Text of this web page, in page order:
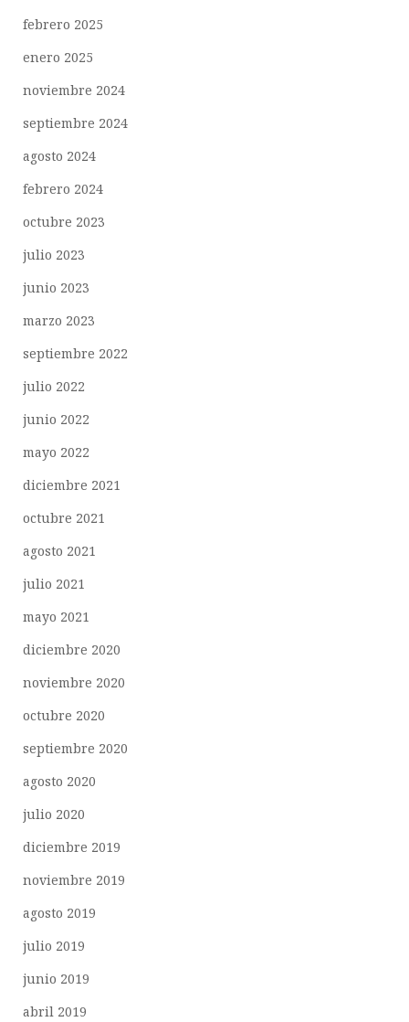
febrero 2025
enero 2025
noviembre 2024
septiembre 2024
agosto 2024
febrero 2024
octubre 2023
julio 2023
junio 2023
marzo 2023
septiembre 2022
julio 2022
junio 2022
mayo 2022
diciembre 2021
octubre 2021
agosto 2021
julio 2021
mayo 2021
diciembre 2020
noviembre 2020
octubre 2020
septiembre 2020
agosto 2020
julio 2020
diciembre 2019
noviembre 2019
agosto 2019
julio 2019
junio 2019
abril 2019